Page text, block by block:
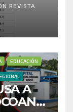
REVISTA
EDUCACIÓN
A